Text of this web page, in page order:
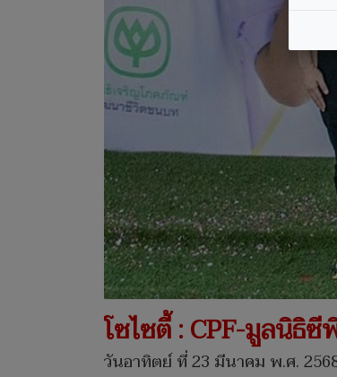
โซไซตี้ : CPF-มูลนิธิซี
วันอาทิตย์ ที่ 23 มีนาคม พ.ศ.